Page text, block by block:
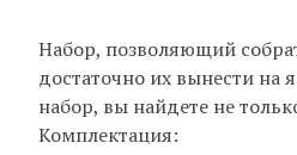
Набор, позволяющий
достаточно их вынести на
набор, вы найдете не
Комплектация: